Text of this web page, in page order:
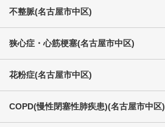
不整脈(名古屋市中区)
狭心症・心筋梗塞(名古屋市中区)
花粉症(名古屋市中区)
COPD(慢性閉塞性肺疾患)(名古屋市中区)